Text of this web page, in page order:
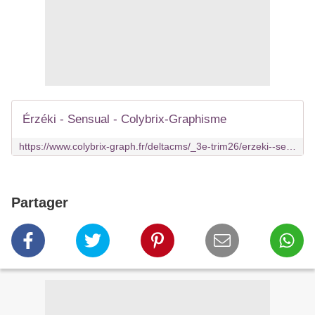
Érzéki - Sensual - Colybrix-Graphisme
Partager